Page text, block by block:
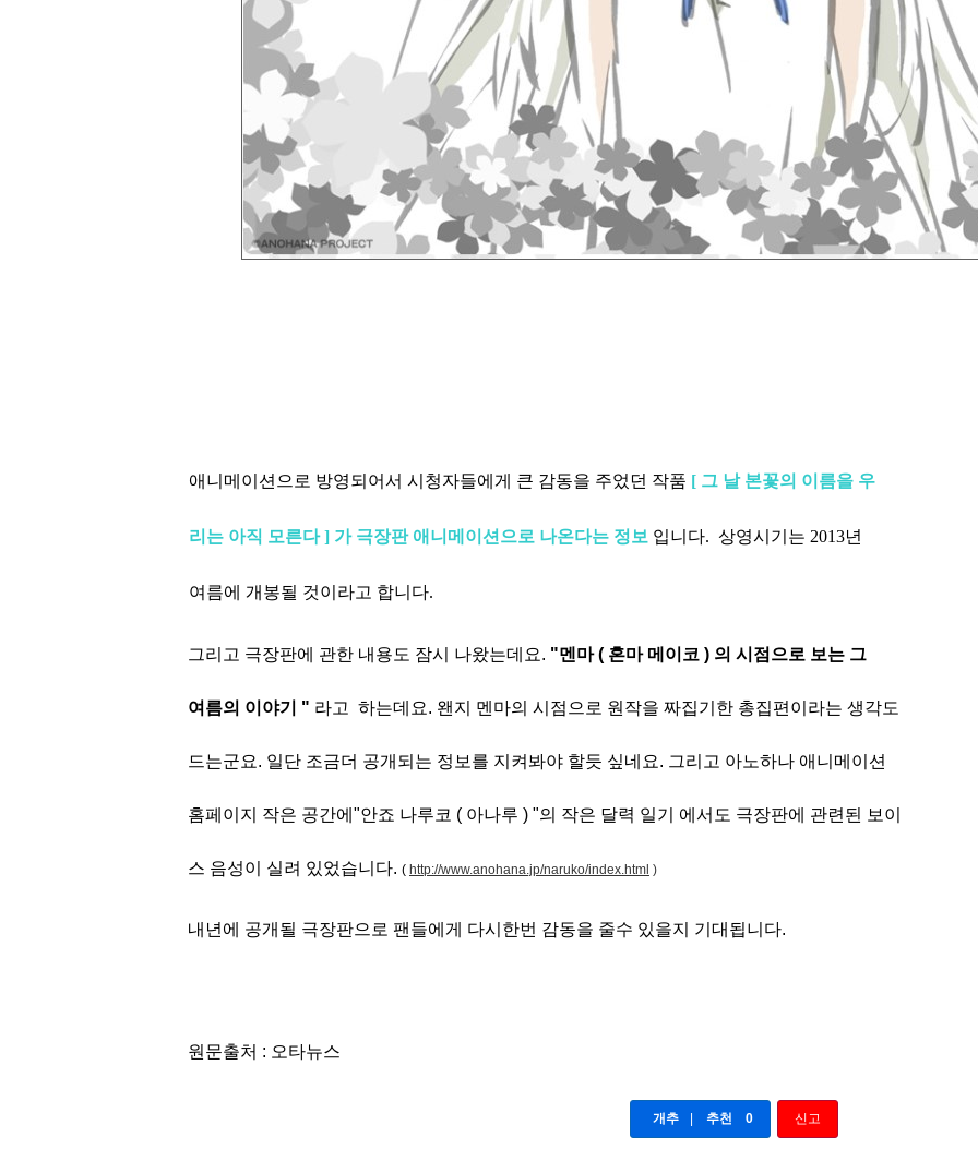
애니메이션으로 방영되어서 시청자들에게 큰 감동을 주었던 작품 [ 그 날 본꽃의 이름을 우
리는 아직 모른다 ] 가 극장판 애니메이션으로 나온다는 정보 입니다. 상영시기는 2013년
여름에 개봉될 것이라고 합니다.
그리고 극장판에 관한 내용도 잠시 나왔는데요. "멘마 ( 혼마 메이코 ) 의 시점으로 보는 그
여름의 이야기 " 라고 하는데요. 왠지 멘마의 시점으로 원작을 짜집기한 총집편이라는 생각도
드는군요. 일단 조금더 공개되는 정보를 지켜봐야 할듯 싶네요. 그리고 아노하나 애니메이션
홈페이지 작은 공간에 "안죠 나루코 ( 아나루 ) "의 작은 달력 일기 에서도 극장판에 관련된 보이
스 음성이 실려 있었습니다. ( http://www.anohana.jp/naruko/index.html )
내년에 공개될 극장판으로 팬들에게 다시한번 감동을 줄수 있을지 기대됩니다.
원문출처 : 오타뉴스
개추 추천 0 신고